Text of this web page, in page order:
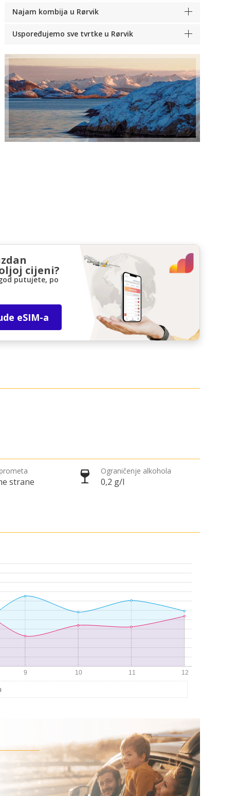
Najam kombija u Rørvik
Uspoređujemo sve tvrtke u Rørvik
cijeni?
putujete, po
eSIM-a
strane
Ograničenje alkohola
0,2 g/l